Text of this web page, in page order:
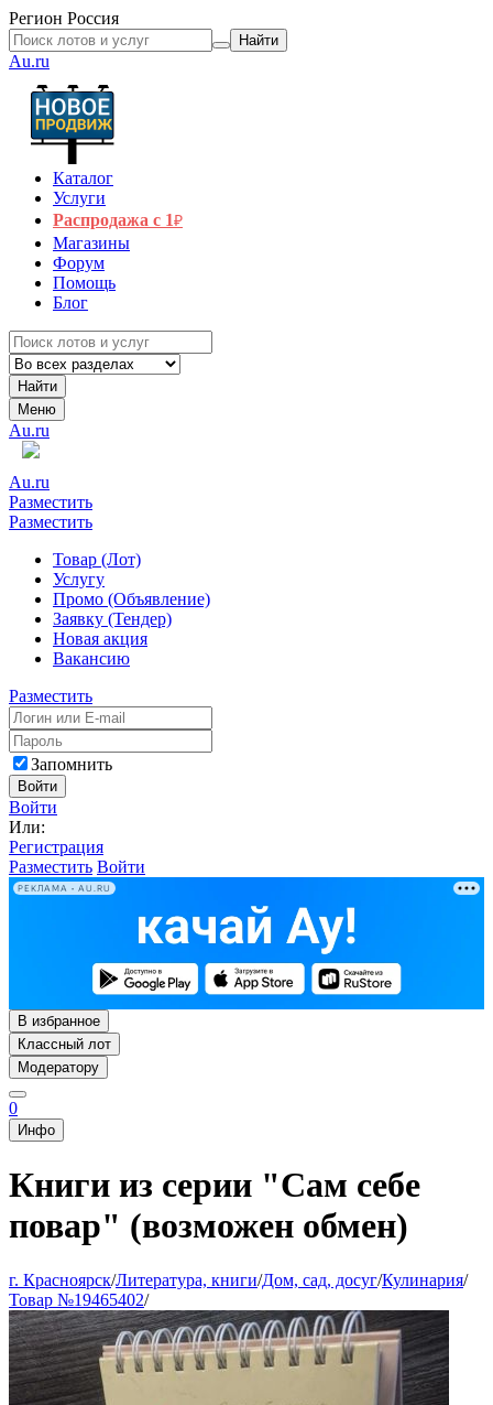
Регион Россия
Найти
Au.ru
Каталог
Услуги
Распродажа с 1₽
Магазины
Форум
Помощь
Блог
Найти
Меню
Au.ru
Au.ru
Разместить
Разместить
Товар (Лот)
Услугу
Промо (Объявление)
Заявку (Тендер)
Новая акция
Вакансию
Разместить
Запомнить
Войти
Войти
Или:
Регистрация
Разместить Войти
РЕКЛАМА • AU.RU
В избранное
Классный лот
Модератору
0
Инфо
Книги из серии "Сам себе
повар" (возможен обмен)
г. Красноярск/Литература, книги/Дом, сад, досуг/Кулинария/
Товар №19465402/